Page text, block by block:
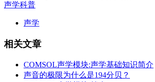
声学科普
声学
相关文章
COMSOL声学模块:声学基础知识简介
声音的极限为什么是194分贝？